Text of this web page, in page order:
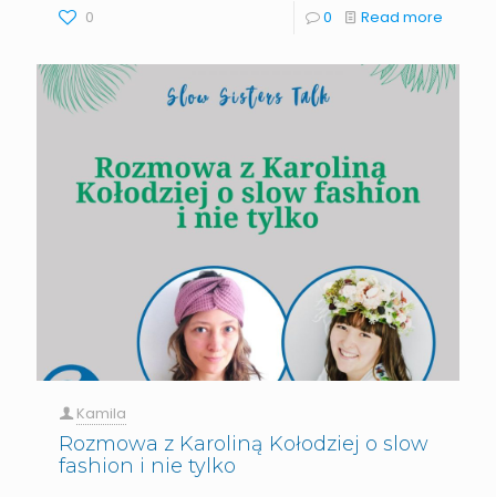
0 0 Read more
Kamila
Rozmowa z Karoliną Kołodziej o slow
fashion i nie tylko